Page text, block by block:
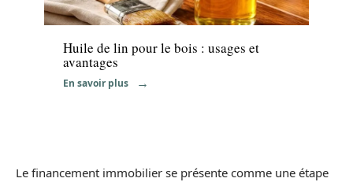
Equipement
Huile de lin pour le bois : usages et
avantages
En savoir plus
Le financement immobilier se présente comme une étape